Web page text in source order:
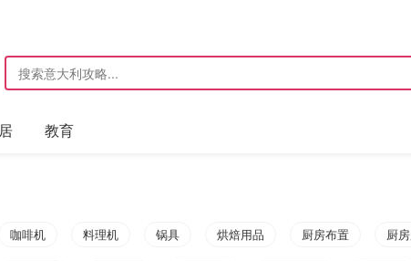
教育
咖啡机 料理机 锅具 烘焙用品 厨房布置 厨